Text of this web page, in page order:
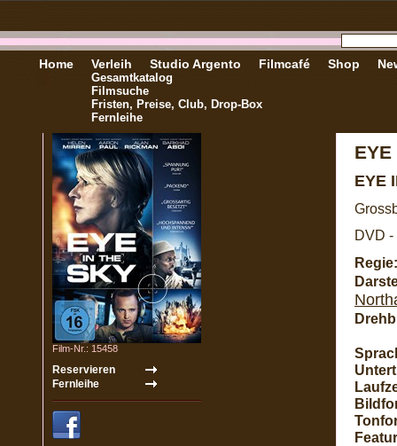
Home Verleih
Gesamtkatalog
Filmsuche
Fristen, Preise, Club, Drop-Box
Fernleihe
Studio Argento Filmcafé Shop
Film-Nr.: 15458
EYE
EYE
DVD -
Regie: